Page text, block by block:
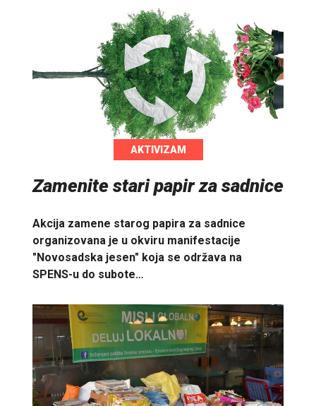
AKTIVIZAM
Zamenite stari papir za sadnice
Akcija zamene starog papira za sadnice
organizovana je u okviru manifestacije
"Novosadska jesen" koja se održava na
SPENS-u do subote…